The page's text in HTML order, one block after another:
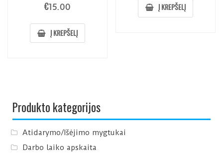
€15.00
Į KREPŠELĮ
Į KREPŠELĮ
Produkto kategorijos
Atidarymo/Išėjimo mygtukai
Darbo laiko apskaita